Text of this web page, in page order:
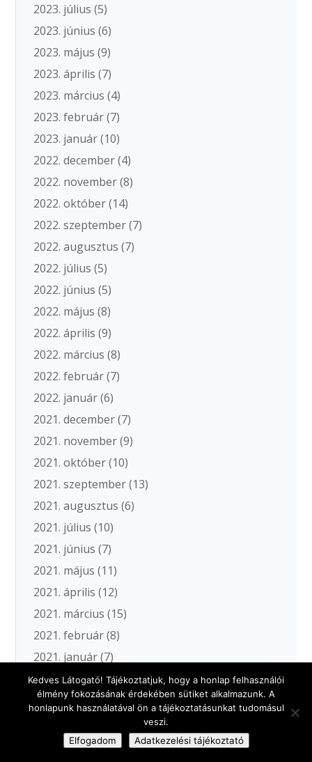
2023. július (5)
2023. június (6)
2023. május (9)
2023. április (7)
2023. március (4)
2023. február(7)
2023. január(10)
2022. december(4)
2022. november(8)
2022. október(14)
2022. szeptember(7)
2022. augusztus (7)
2022. július (5)
2022. június (5)
2022. május (8)
2022. április (9)
2022. március (8)
2022. február(7)
2022. január(6)
2021. december(7)
2021. november(9)
2021. október(10)
2021. szeptember(13)
2021. augusztus (6)
2021. július (10)
2021. június (7)
2021. május (11)
2021. április (12)
2021. március (15)
2021. február(8)
2021. január(7)
2020. december(5)
2020. november(19)
2020. szeptember (11)
Kedves Látogató! Tájékoztatjuk, hogy a honlap felhasználói
élmény fokozásának érdekében sütiket alkalmazunk. A
honlapunk használatával ön a tájékoztatásunkat tudomásul
veszi.
Elfogadom
Adatkezelési tájékoztató